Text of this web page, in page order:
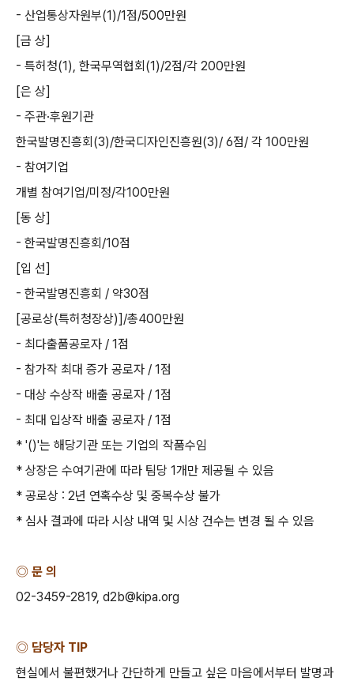
- 산업통상자원부(1)/1점/500만원
[금 상]
- 특허청(1), 한국무역협회 (1)/2점/각 200만원
[은 상]
- 주관·후원기관
한국발명진흥회 (3)/한국디자인진흥원(3)/ 6점/ 각 100만원
- 참여기업
개별 참여기업/미정/각100만원
[동 상]
- 한국발명진흥회 /10점
[입 선]
- 한국발명진흥회 / 약30점
[공로상(특허청장상)]/총400만원
- 최다출품공로자 / 1점
- 참가작 최대 증가 공로자 / 1점
- 대상 수상작 배출 공로자 / 1점
- 최대 입상작 배출 공로자 / 1점
* '()'는 해당기관 또는 기업의 작품수임
* 상장은 수여기관에 따라 팀당 1개만 제공될 수 있음
* 공로상 : 2년 연혹수상 및 중복수상 불가
* 심사 결과에 따라 시상 내역 및 시상 건수는 변경 될 수 있음
◎ 문 의
02-3459-2819, d2b@kipa.org
◎ 담당자 TIP
현실에서 불편했거나 간단하게 만들고 싶은 마음에서부터 발명과